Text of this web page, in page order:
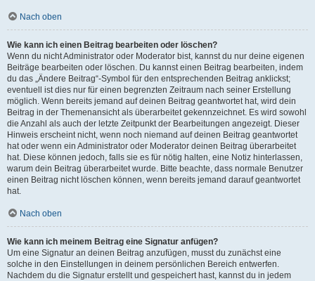
Nach oben
Wie kann ich einen Beitrag bearbeiten oder löschen?
Wenn du nicht Administrator oder Moderator bist, kannst du nur deine eigenen
Beiträge bearbeiten oder löschen. Du kannst einen Beitrag bearbeiten, indem
du das „Ändere Beitrag“-Symbol für den entsprechenden Beitrag anklickst;
eventuell ist dies nur für einen begrenzten Zeitraum nach seiner Erstellung
möglich. Wenn bereits jemand auf deinen Beitrag geantwortet hat, wird dein
Beitrag in der Themenansicht als überarbeitet gekennzeichnet. Es wird sowohl
die Anzahl als auch der letzte Zeitpunkt der Bearbeitungen angezeigt. Dieser
Hinweis erscheint nicht, wenn noch niemand auf deinen Beitrag geantwortet
hat oder wenn ein Administrator oder Moderator deinen Beitrag überarbeitet
hat. Diese können jedoch, falls sie es für nötig halten, eine Notiz hinterlassen,
warum dein Beitrag überarbeitet wurde. Bitte beachte, dass normale Benutzer
einen Beitrag nicht löschen können, wenn bereits jemand darauf geantwortet
hat.
Nach oben
Wie kann ich meinem Beitrag eine Signatur anfügen?
Um eine Signatur an deinen Beitrag anzufügen, musst du zunächst eine
solche in den Einstellungen in deinem persönlichen Bereich entwerfen.
Nachdem du die Signatur erstellt und gespeichert hast, kannst du in jedem